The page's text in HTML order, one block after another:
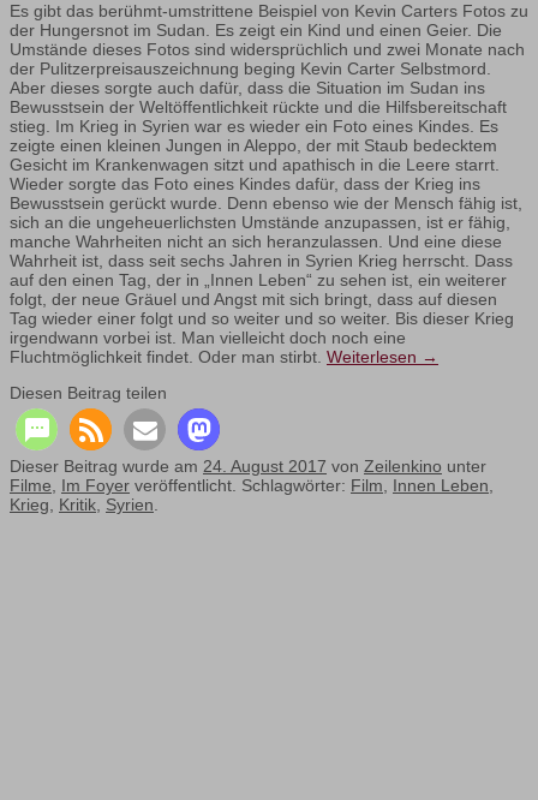
Es gibt das berühmt-umstrittene Beispiel von Kevin Carters Fotos zu
der Hungersnot im Sudan. Es zeigt ein Kind und einen Geier. Die
Umstände dieses Fotos sind widersprüchlich und zwei Monate nach
der Pulitzerpreisauszeichnung beging Kevin Carter Selbstmord.
Aber dieses sorgte auch dafür, dass die Situation im Sudan ins
Bewusstsein der Weltöffentlichkeit rückte und die Hilfsbereitschaft
stieg. Im Krieg in Syrien war es wieder ein Foto eines Kindes. Es
zeigte einen kleinen Jungen in Aleppo, der mit Staub bedecktem
Gesicht im Krankenwagen sitzt und apathisch in die Leere starrt.
Wieder sorgte das Foto eines Kindes dafür, dass der Krieg ins
Bewusstsein gerückt wurde. Denn ebenso wie der Mensch fähig ist,
sich an die ungeheuerlichsten Umstände anzupassen, ist er fähig,
manche Wahrheiten nicht an sich heranzulassen. Und eine diese
Wahrheit ist, dass seit sechs Jahren in Syrien Krieg herrscht. Dass
auf den einen Tag, der in „Innen Leben“ zu sehen ist, ein weiterer
folgt, der neue Gräuel und Angst mit sich bringt, dass auf diesen
Tag wieder einer folgt und so weiter und so weiter. Bis dieser Krieg
irgendwann vorbei ist. Man vielleicht doch noch eine
Fluchtmöglichkeit findet. Oder man stirbt. Weiterlesen →
Diesen Beitrag teilen
Dieser Beitrag wurde am 24. August 2017 von Zeilenkino unter
Filme, Im Foyer veröffentlicht. Schlagwörter: Film, Innen Leben,
Krieg, Kritik, Syrien.